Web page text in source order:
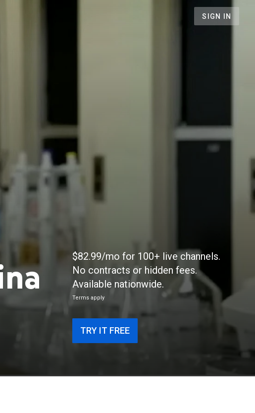
SIGN IN
$82.99/mo for 100+ live channels.
No contracts or hidden fees.
Available nationwide.
Terms apply
TRY IT FREE